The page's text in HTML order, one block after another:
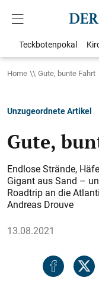
Teckbotenpokal
Home Gute, bunte Fahrt
Unzugeordnete Artikel
Gute,
Endlose Strände,
Gigant aus Sand –
Roadtrip an die
Andreas Drouve
13.08.2021